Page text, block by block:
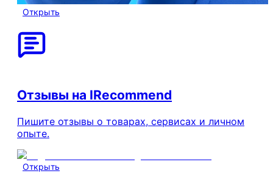
Открыть
Отзывы на IRecommend
Пишите отзывы о товарах, сервисах и личном
опыте.
Открыть